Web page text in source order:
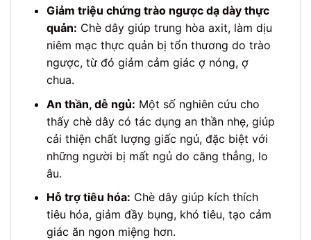
Giảm triệu chứng trào ngược dạ dày thực
quản: Chè dây giúp trung hòa axit, làm dịu
niêm mạc thực quản bị tổn thương do trào
ngược, từ đó giảm cảm giác ợ nóng, ợ
chua.
An thần, dễ ngủ: Một số nghiên cứu cho
thấy chè dây có tác dụng an thần nhẹ, giúp
cải thiện chất lượng giấc ngủ, đặc biệt với
những người bị mất ngủ do căng thẳng, lo
âu.
Hỗ trợ tiêu hóa: Chè dây giúp kích thích
tiêu hóa, giảm đầy bụng, khó tiêu, tạo cảm
giác ăn ngon miệng hơn.